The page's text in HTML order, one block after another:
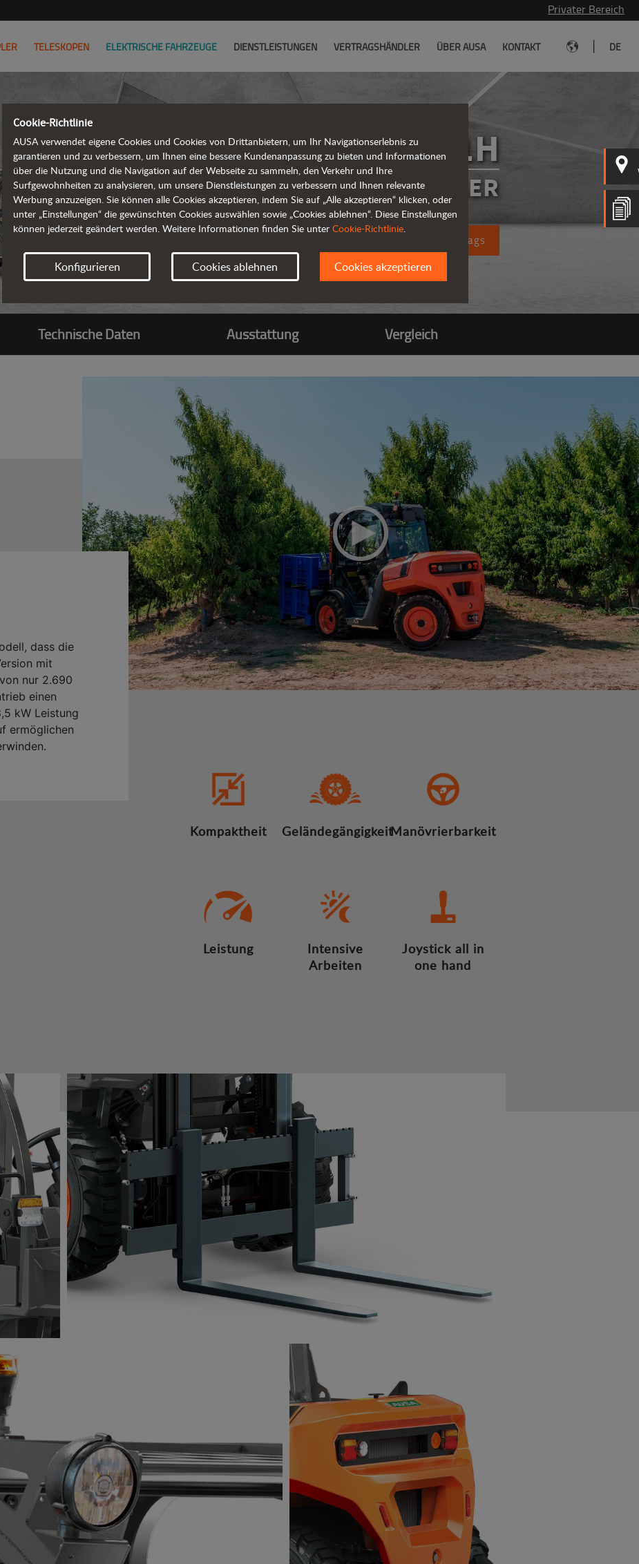
Privater Bereich
TELESKOPEN ELEKTRISCHE FAHRZEUGE DIENSTLEISTUNGEN VERTRAGSHÄNDLER ÜBER AUSA KONTAKT DE
C151H
GABELSTAPLER
Anforderung eines Kostenvoranschlags
Technische Daten Ausstattung Vergleich
dass die
mit
nur 2.690
einen
kW Leistung
ermöglichen
Kompaktheit GeländegängigkeitManövrierbarkeit
Leistung
Intensive
Arbeiten
Joystick all in
one hand
Cookie-Richtlinie
AUSA verwendet eigene Cookies und Cookies von Drittanbietern, um Ihr Navigationserlebnis zu
garantieren und zu verbessern, um Ihnen eine bessere Kundenanpassung zu bieten und Informationen
über die Nutzung und die Navigation auf der Webseite zu sammeln, den Verkehr und Ihre
Surfgewohnheiten zu analysieren, um unsere Dienstleistungen zu verbessern und Ihnen relevante
Werbung anzuzeigen. Sie können alle Cookies akzeptieren, indem Sie auf „Alle akzeptieren“ klicken, oder
unter „Einstellungen“ die gewünschten Cookies auswählen sowie „Cookies ablehnen“. Diese Einstellungen
können jederzeit geändert werden. Weitere Informationen finden Sie unter Cookie-Richtlinie.
Konfigurieren Cookies ablehnen Cookies akzeptieren